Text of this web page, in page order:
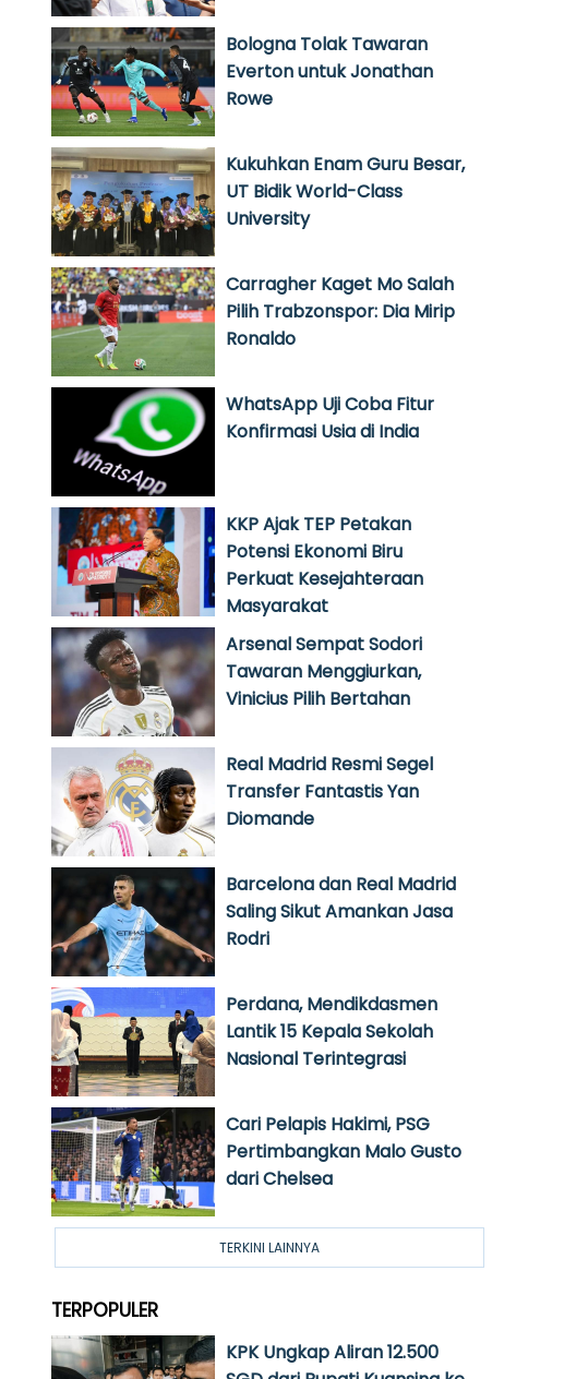
Bologna Tolak Tawaran
Everton untuk Jonathan
Rowe
Kukuhkan Enam Guru Besar,
UT Bidik World-Class
University
Carragher Kaget Mo Salah
Pilih Trabzonspor: Dia Mirip
Ronaldo
WhatsApp Uji Coba Fitur
Konfirmasi Usia di India
KKP Ajak TEP Petakan
Potensi Ekonomi Biru
Perkuat Kesejahteraan
Masyarakat
Arsenal Sempat Sodori
Tawaran Menggiurkan,
Vinicius Pilih Bertahan
Real Madrid Resmi Segel
Transfer Fantastis Yan
Diomande
Barcelona dan Real Madrid
Saling Sikut Amankan Jasa
Rodri
Perdana, Mendikdasmen
Lantik 15 Kepala Sekolah
Nasional Terintegrasi
Cari Pelapis Hakimi, PSG
Pertimbangkan Malo Gusto
dari Chelsea
TERKINI LAINNYA
TERPOPULER
KPK Ungkap Aliran 12.500